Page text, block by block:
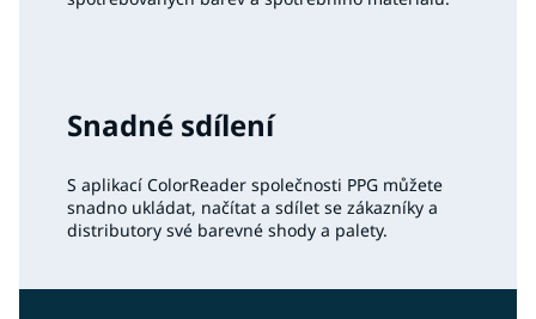
Snadné sdílení
S aplikací ColorReader společnosti PPG můžete
snadno ukládat, načítat a sdílet se zákazníky a
distributory své barevné shody a palety.